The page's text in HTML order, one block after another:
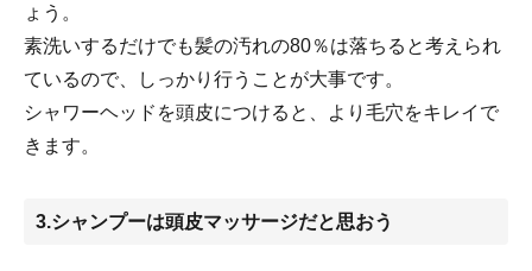
ょう。
素洗いするだけでも髪の汚れの80％は落ちると考えられ
ているので、しっかり行うことが大事です。
シャワーヘッドを頭皮につけると、より毛穴をキレイで
きます。
3.シャンプーは頭皮マッサージだと思おう